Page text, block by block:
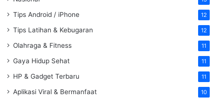
Tips Android / iPhone 12
Tips Latihan & Kebugaran 12
Olahraga & Fitness 11
Gaya Hidup Sehat 11
HP & Gadget Terbaru 11
Aplikasi Viral & Bermanfaat 10